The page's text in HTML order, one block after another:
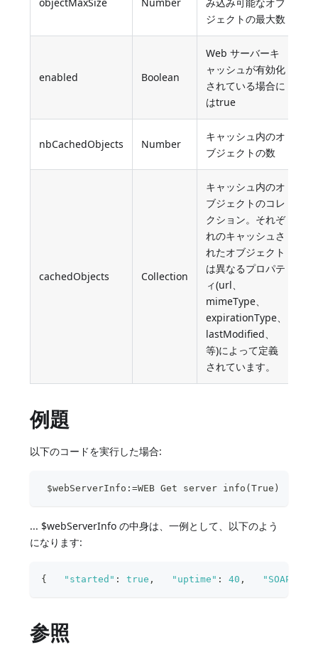
ジェクトの最大数
enabled Boolean
Web サーバーキ
ャッシュが有効化
されている場合に
はtrue
nbCachedObjects Number
キャッシュ内のオ
ブジェクトの数
cachedObjects Collection
キャッシュ内のオ
ブジェクトのコレ
クション。それぞ
れのキャッシュさ
れたオブジェクト
は異なるプロパテ
ィ(url、
mimeType、
expirationType、
lastModified、
等)によって定義
されています。
例題
以下のコードを実行した場合:
$webServerInfo:=WEB Get server info(True)
... $webServerInfo の中身は、一例として、以下のよう
になります:
{ "started" : true , "uptime" : 40 ,
参照